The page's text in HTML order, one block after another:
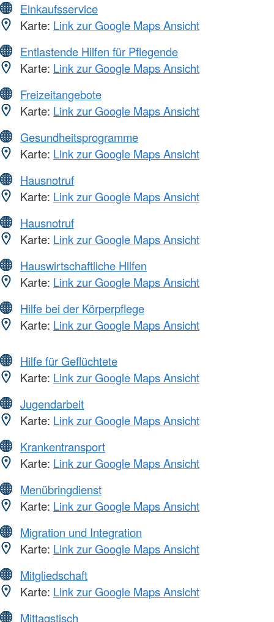
Einkaufsservice
Karte: Link zur Google Maps Ansicht
Entlastende Hilfen für Pflegende
Karte: Link zur Google Maps Ansicht
Freizeitangebote
Karte: Link zur Google Maps Ansicht
Gesundheitsprogramme
Karte: Link zur Google Maps Ansicht
Hausnotruf
Karte: Link zur Google Maps Ansicht
Hausnotruf
Karte: Link zur Google Maps Ansicht
Hauswirtschaftliche Hilfen
Karte: Link zur Google Maps Ansicht
Hilfe bei der Körperpflege
Karte: Link zur Google Maps Ansicht
Hilfe für Geflüchtete
Karte: Link zur Google Maps Ansicht
Jugendarbeit
Karte: Link zur Google Maps Ansicht
Krankentransport
Karte: Link zur Google Maps Ansicht
Menübringdienst
Karte: Link zur Google Maps Ansicht
Migration und Integration
Karte: Link zur Google Maps Ansicht
Mitgliedschaft
Karte: Link zur Google Maps Ansicht
Mittagstisch